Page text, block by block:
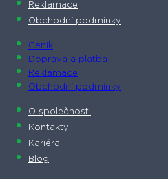
Reklamace
Obchodní podmínky
Ceník
Doprava a platba
Reklamace
Obchodní podmínky
O společnosti​
Kontakty
Kariéra
Blog